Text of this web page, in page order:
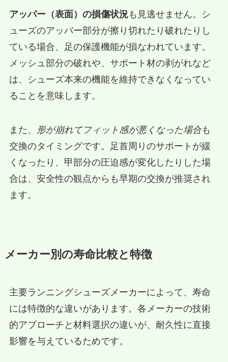
アッパー（表面）の損傷状況も見逃せません。シ
ューズのアッパー部分が擦り切れたり破れたりし
ている場合、足の保護機能が損なわれています。
メッシュ部分の破れや、サポート材の剥がれなど
は、シューズ本来の機能を維持できなくなってい
ることを意味します。
また、 形が崩れてフィット感が悪くなった場合も
交換のタイミングです。足首周りのサポートが緩
くなったり、甲部分の圧迫感が変化したりした場
合は、安全性の観点からも早期の交換が推奨され
ます。
メーカー別の寿命比較と特徴
主要ランニングシューズメーカーによって、寿命
には特徴的な違いがあります。各メーカーの技術
的アプローチと材料選択の違いが、耐久性に直接
影響を与えているためです。